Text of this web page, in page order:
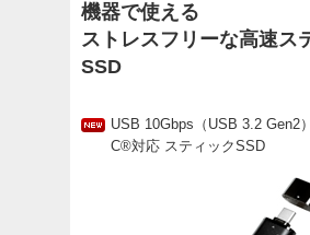
機器で使える
ストレスフリーな高速ス
SSD
USB 10Gbps（USB 3.2 Gen2
C®対応 スティックSSD